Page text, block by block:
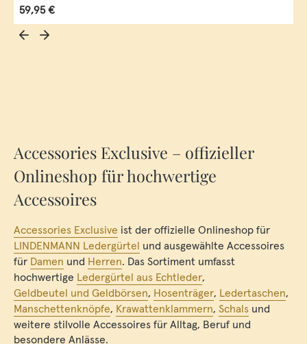
Regulärer Preis:
59,95 €
Accessories Exclusive – offizieller
Onlineshop für hochwertige
Accessoires
Accessories Exclusive ist der offizielle Onlineshop für
LINDENMANN Ledergürtel und ausgewählte Accessoires
für Damen und Herren. Das Sortiment umfasst
hochwertige Ledergürtel aus Echtleder,
Geldbeutel und Geldbörsen, Hosenträger, Ledertaschen,
Manschettenknöpfe, Krawattenklammern, Schals und
weitere stilvolle Accessoires für Alltag, Beruf und
besondere Anlässe.